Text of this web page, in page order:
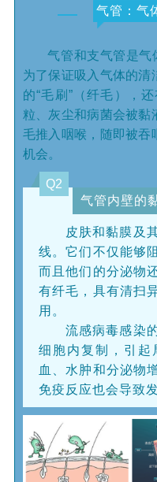
气管：气
气管和支气管是气
为了保证吸入气体的清
的“毛刷”（纤毛），
粒、灰尘和病菌会被黏
毛推入咽喉，随即被吞
机会。
Q2
气管内壁的
皮肤和黏膜及
线。它们不仅能够
而且他们的分泌物
有纤毛，具有清扫
用。
流感病毒感染
细胞内复制，引起
血、水肿和分泌物
免疫反应也会导致